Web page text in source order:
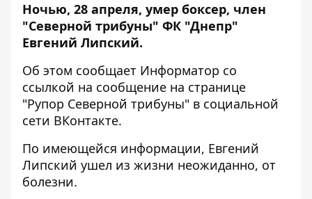
Ночью, 28 апреля, умер боксер, член
"Северной трибуны" ФК "Днепр"
Евгений Липский.
Об этом сообщает Информатор со
ссылкой на сообщение на странице
"Рупор Северной трибуны" в социальной
сети ВКонтакте.
По имеющейся информации, Евгений
Липский ушел из жизни неожиданно, от
болезни.